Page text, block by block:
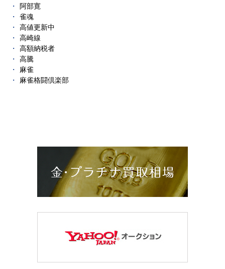
阿部寛
雀魂
高値更新中
高崎線
高額納税者
高騰
麻雀
麻雀格闘倶楽部